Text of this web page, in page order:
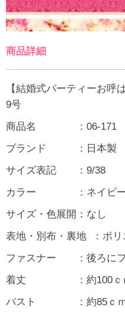
商品詳細
【結婚式パーティーお呼
9号
商品名 ：06-171
ブランド ：日本製
サイズ表記 ：9/38
カラー ：ネイビ
サイズ・色展開：なし
表地・別布・裏地
ファスナー ：後ろにフ
着丈 ：約100ｃ
バスト ：約85ｃ